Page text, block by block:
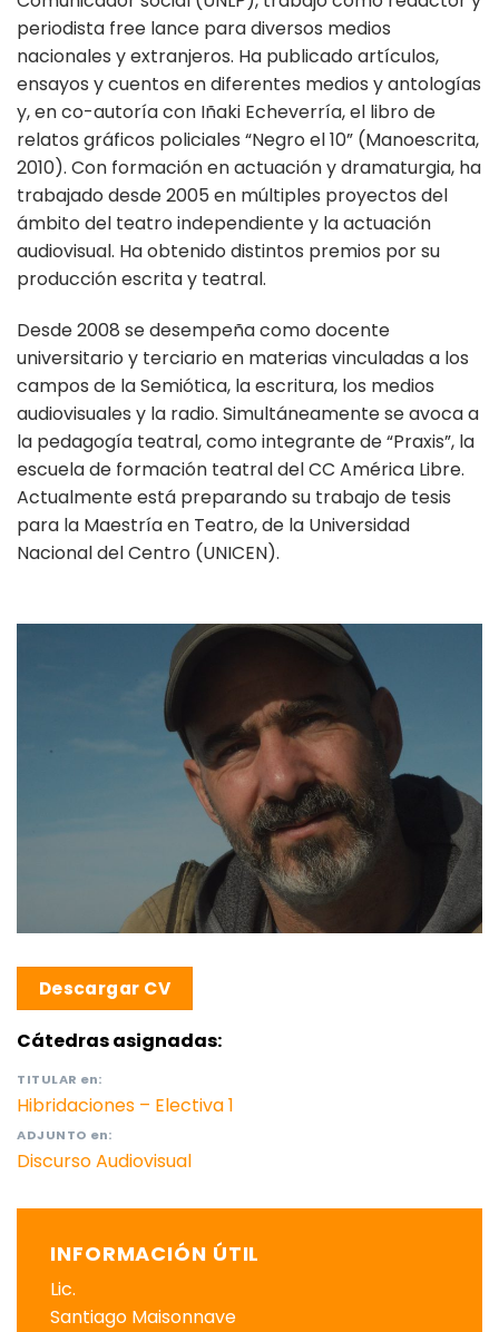
periodista free lance para diversos medios
nacionales y extranjeros. Ha publicado artículos,
ensayos y cuentos en diferentes medios y antologías
y, en co-autoría con Iñaki Echeverría, el libro de
relatos gráficos policiales “Negro el 10” (Manoescrita,
2010). Con formación en actuación y dramaturgia, ha
trabajado desde 2005 en múltiples proyectos del
ámbito del teatro independiente y la actuación
audiovisual. Ha obtenido distintos premios por su
producción escrita y teatral.
Desde 2008 se desempeña como docente
universitario y terciario en materias vinculadas a los
campos de la Semiótica, la escritura, los medios
audiovisuales y la radio. Simultáneamente se avoca a
la pedagogía teatral, como integrante de “Praxis”, la
escuela de formación teatral del CC América Libre.
Actualmente está preparando su trabajo de tesis
para la Maestría en Teatro, de la Universidad
Nacional del Centro (UNICEN).
Descargar CV
Cátedras asignadas:
TITULAR en:
Hibridaciones – Electiva 1
ADJUNTO en:
Discurso Audiovisual
INFORMACIÓN ÚTIL
Lic.
Santiago Maisonnave